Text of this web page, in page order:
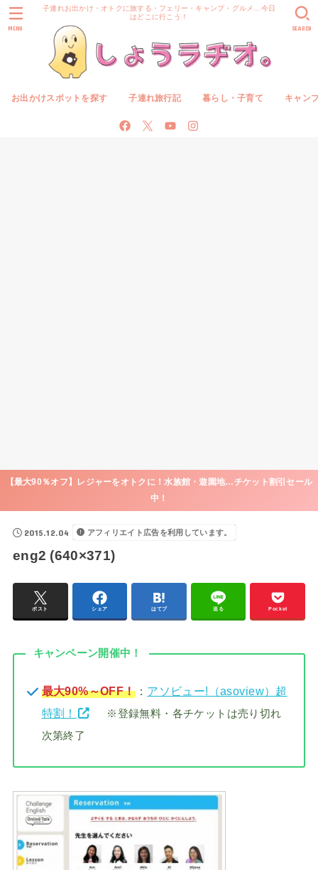
子連れお出かけ・オトクに旅する・フェリー・キャンプ・グルメ…今日
はどこに行こう！
お出かけスポットを探す 子連れ旅行記 暮らし・子育て キャン
SEARCH
MENU
【最大90％オフ】レジャーをオトクに！水族館・遊園地…チケット割引セール
中！
2015.12.04 アフィリエイト広告を利用しています。
eng2 (640×371)
ポスト シェア はてブ 送る Pocket
キャンペーン開催中！
最大90%～OFF！： アソビュー!（asoview）超
特割！
※登録無料・各チケットは売り切れ
次第終了